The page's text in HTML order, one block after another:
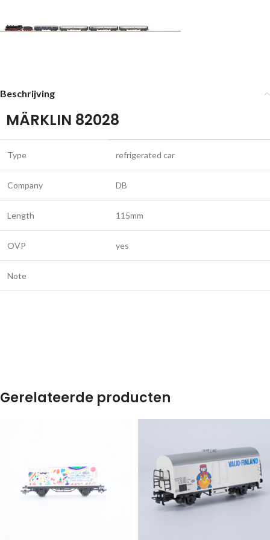
Beschrijving
MÄRKLIN 82028
Type refrigerated car
Company DB
Length 115mm
OVP yes
Note
Gerelateerde producten